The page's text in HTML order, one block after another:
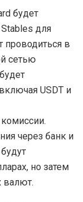
будет
для
проводиться в
сетью
USDT и
через банк и
но затем
валют.